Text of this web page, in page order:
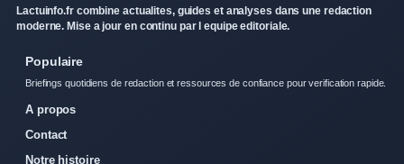
Lactuinfo.fr combine actualites, guides et analyses dans une redaction
moderne. Mise a jour en continu par l equipe editoriale.
Populaire
Briefings quotidiens de redaction et ressources de confiance pour verification rapide.
A propos
Contact
Notre histoire